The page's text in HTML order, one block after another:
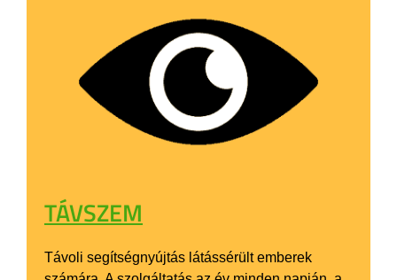
TÁVSZEM
Távoli segítségnyújtás látássérült emberek